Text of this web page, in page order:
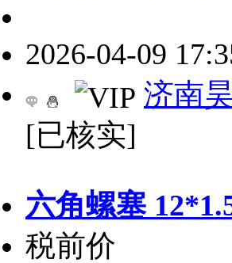
2026-04-09
济南
[已核实]
六角螺塞
税前价